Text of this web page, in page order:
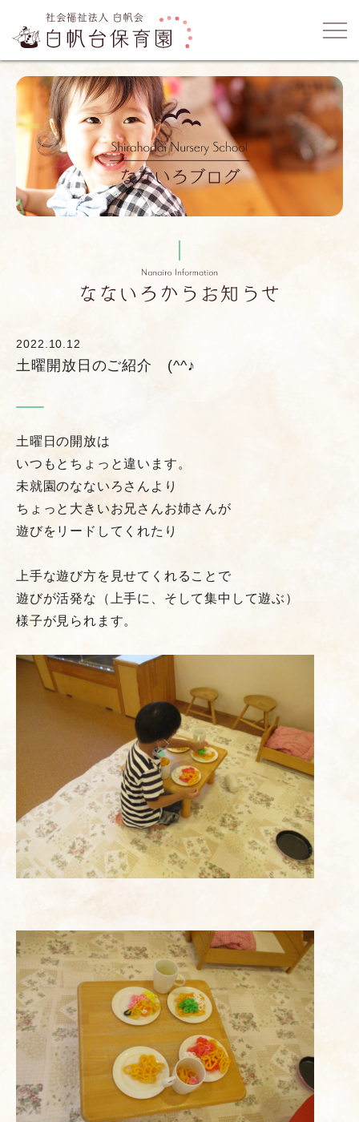
2022.10.12
土曜開放日のご紹介 (^^♪
土曜日の開放は
いつもとちょっと違います。
未就園のなないろさんより
ちょっと大きいお兄さんお姉さんが
遊びをリードしてくれたり
上手な遊び方を見せてくれることで
遊びが活発な（上手に、そして集中して遊ぶ）
様子が見られます。